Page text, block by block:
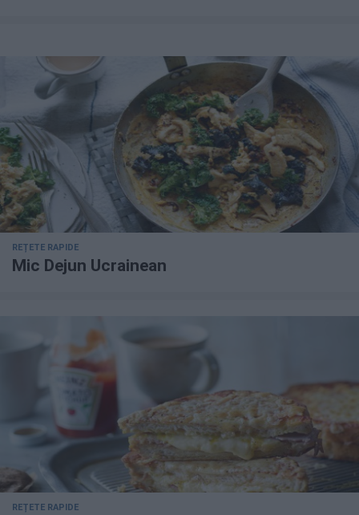
REȚETE RAPIDE
Mic Dejun Ucrainean
REȚETE RAPIDE